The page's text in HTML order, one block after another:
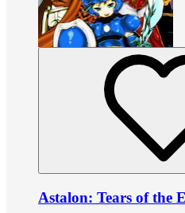
Astalon: Tears of the